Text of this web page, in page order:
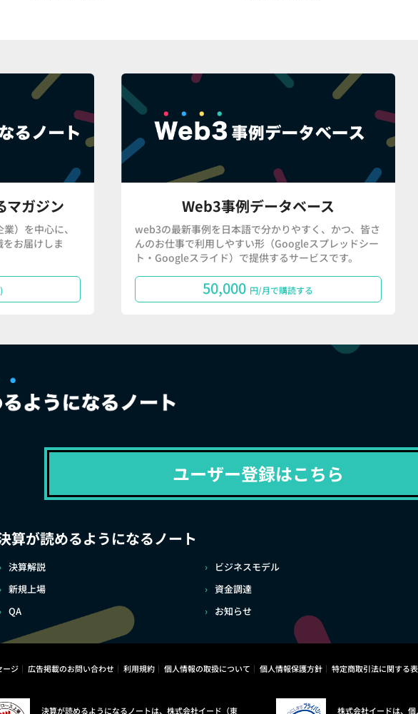
マガジン
）を中心に、
お届けしま
Web3事例データベース
web3の最新事例を日本語で分かりやすく、かつ、皆さ
んのお仕事で利用しやすい形（Googleスプレッドシー
ト・Googleスライド）で提供するサービスです。
50,000 円/月で購読する
ユーザー登録はこちら
算が読めるようになるノート
決算解説
ビジネスモデル
新規上場
資金調達
QA
お知らせ
ージ 広告掲載のお問い合わせ 利用規約 個人情報の取扱について 個人情報保護方針 特定商取引法に関する
決算が読めるようになるノートは、株式会社イード（東 株式会社イードは、